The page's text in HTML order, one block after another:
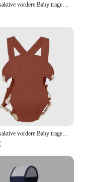
Atmungsaktive vordere Baby trage bequeme Schlinge Rucksack Tasche Wrap Baby Känguru verstellbar
Atmungsaktive vordere Baby trage bequeme Schlinge Rucksack Tasche Wrap Baby Känguru verstellbar